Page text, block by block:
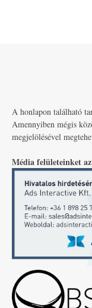
A honlapon található
Amennyiben mégis
megjelölésével
Média felületeinket